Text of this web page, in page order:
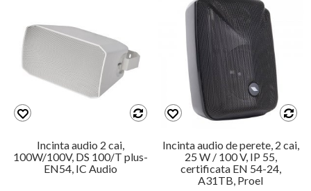
Incinta audio 2 cai,
100W/100V, DS 100/T plus-
EN54, IC Audio
Incinta audio de perete, 2 cai,
25 W / 100 V, IP 55,
certificata EN 54-24,
A31TB, Proel